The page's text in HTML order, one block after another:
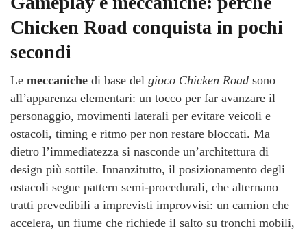
Chicken Road conquista in pochi
secondi
Le meccaniche di base del gioco Chicken Road sono
all’apparenza elementari: un tocco per far avanzare il
personaggio, movimenti laterali per evitare veicoli e
ostacoli, timing e ritmo per non restare bloccati. Ma
dietro l’immediatezza si nasconde un’architettura di
design più sottile. Innanzitutto, il posizionamento degli
ostacoli segue pattern semi-procedurali, che alternano
tratti prevedibili a imprevisti improvvisi: un camion che
accelera, un fiume che richiede il salto su tronchi mobili,